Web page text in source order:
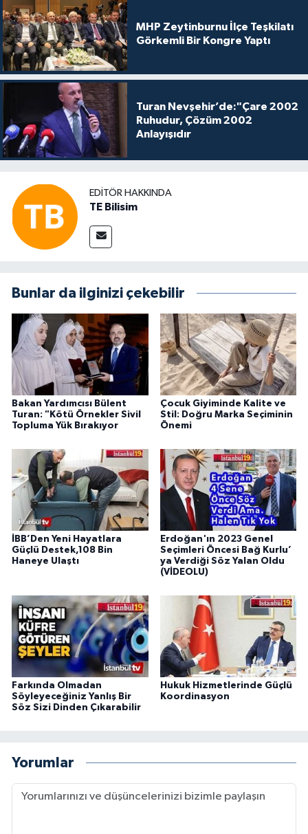
MHP Zeytinburnu İlçe Teşkilatı
Görkemli Bir Kongre Yaptı
Turan Nevşehir’de:"Çare 2002
Ruhudur, Çözüm 2002
Anlayışıdır
EDITÖR HAKKINDA
TE Bilisim
Bunlar da ilginizi çekebilir
Bakan Yardımcısı Bülent
Turan: "Kötü Örnekler Sivil
Topluma Yük Bırakıyor
Çocuk Giyiminde Kalite ve
Stil: Doğru Marka Seçiminin
Önemi
İBB’Den Yeni Hayatlara
Güçlü Destek,108 Bin
Haneye Ulaştı
Erdoğan'ın 2023 Genel
Seçimleri Öncesi Bağ Kurlu’
ya Verdiği Söz Yalan Oldu
(VİDEOLU)
Farkında Olmadan
Söyleyeceğiniz Yanlış Bir
Söz Sizi Dinden Çıkarabilir
Hukuk Hizmetlerinde Güçlü
Koordinasyon
Yorumlar